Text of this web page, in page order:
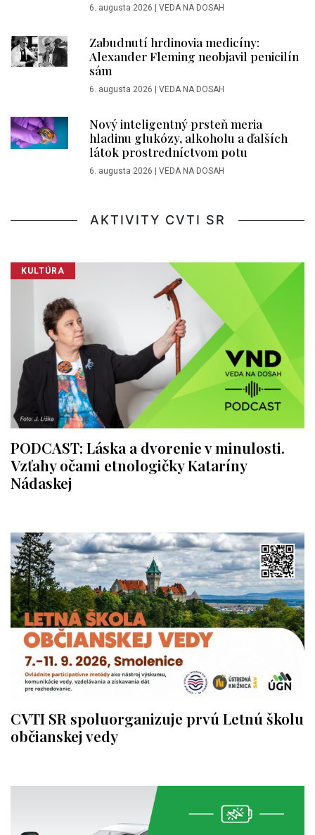
6. augusta 2026 | VEDA NA DOSAH
Zabudnutí hrdinovia medicíny:
Alexander Fleming neobjavil penicilín
sám
6. augusta 2026 | VEDA NA DOSAH
Nový inteligentný prsteň meria
hladinu glukózy, alkoholu a ďalších
látok prostredníctvom potu
6. augusta 2026 | VEDA NA DOSAH
AKTIVITY CVTI SR
KULTÚRA
PODCAST: Láska a dvorenie v minulosti.
Vzťahy očami etnologičky Kataríny
Nádaskej
CVTI SR spoluorganizuje prvú Letnú školu
občianskej vedy